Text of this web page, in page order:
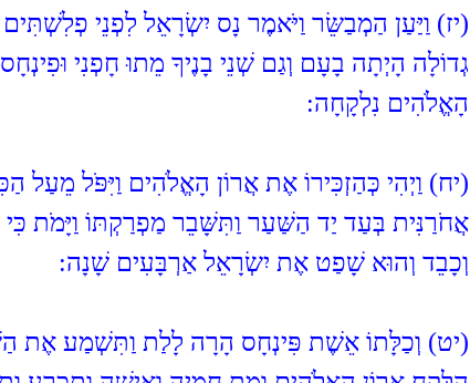
(יז) וַיַּעַן הַמְבַשֵּׂר וַיֹּאמֶר נָס יִשְׂרָאֵל לִפְנֵי
גְדוֹלָה הָיְתָה בָעָם וְגַם שְׁנֵי בָנֶיךָ מֵתוּ חָפְנִי וּפִינְחָס
הָאֱלֹהִים נִלְקָחָה:
(יח) וַיְהִי כְּהַזְכִּירוֹ אֶת אֲרוֹן הָאֱלֹהִים וַיִּפֹּל מֵעַל
אֲחֹרַנִּית בְּעַד יַד הַשַּׁעַר וַתִּשָּׁבֵר מַפְרַקְתּוֹ וַיָּמֹת כִּי
וְכָבֵד וְהוּא שָׁפַט אֶת יִשְׂרָאֵל אַרְבָּעִים שָׁנָה:
(יט) וְכַלָּתוֹ אֵשֶׁת פִּינְחָס הָרָה לָלַת וַתִּשְׁמַע אֶת